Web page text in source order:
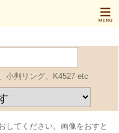
小判リング、K4527 etc
してください。画像をおすと